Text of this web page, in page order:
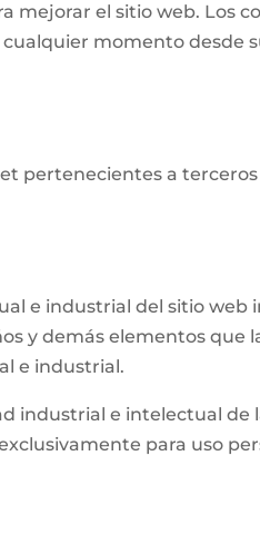
mejorar el sitio web. Los
momento desde
pertenecientes a terceros
e industrial del sitio web
y demás elementos
e industrial.
industrial e intelectual de
para uso